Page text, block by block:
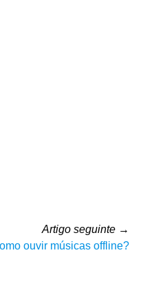
Artigo seguinte →
ouvir músicas offline?